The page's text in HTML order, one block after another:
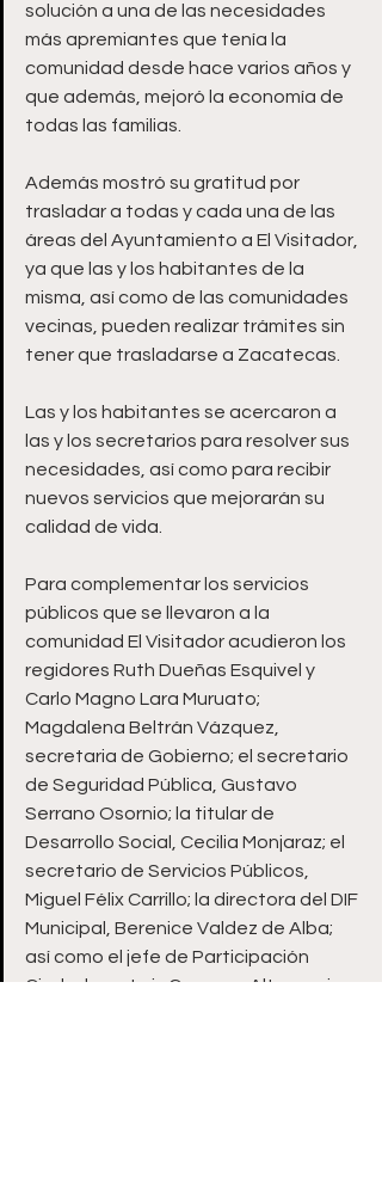
solución a una de las necesidades
más apremiantes que tenía la
comunidad desde hace varios años y
que además, mejoró la economía de
todas las familias.
Además mostró su gratitud por
trasladar a todas y cada una de las
áreas del Ayuntamiento a El Visitador,
ya que las y los habitantes de la
misma, así como de las comunidades
vecinas, pueden realizar trámites sin
tener que trasladarse a Zacatecas.
Las y los habitantes se acercaron a
las y los secretarios para resolver sus
necesidades, así como para recibir
nuevos servicios que mejorarán su
calidad de vida.
Para complementar los servicios
públicos que se llevaron a la
comunidad El Visitador acudieron los
regidores Ruth Dueñas Esquivel y
Carlo Magno Lara Muruato;
Magdalena Beltrán Vázquez,
secretaria de Gobierno; el secretario
de Seguridad Pública, Gustavo
Serrano Osornio; la titular de
Desarrollo Social, Cecilia Monjaraz; el
secretario de Servicios Públicos,
Miguel Félix Carrillo; la directora del DIF
Municipal, Berenice Valdez de Alba;
así como el jefe de Participación
Ciudadana, Luis Campos; Altagracia